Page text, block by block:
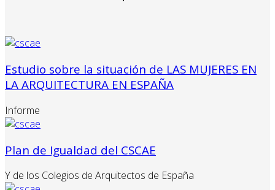
Estudio sobre la situación de LAS MUJERES EN
LA ARQUITECTURA EN ESPAÑA
Informe
Plan de Igualdad del CSCAE
Y de los Colegios de Arquitectos de España